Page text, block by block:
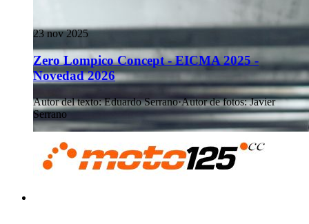
23 nov 2025
Zero Lompico Concept - EICMA 2025 -
Novedad 2026
Autor del texto: Eduardo Serrano·Autor de fotos: Javier
Serrano